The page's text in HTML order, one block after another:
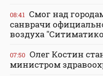
08:41 Смог над
санврачи
воздуха
07:50 Олег Костин
министром